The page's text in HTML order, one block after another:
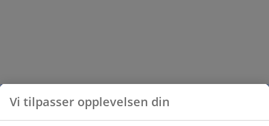
Vi tilpasser opplevelsen din